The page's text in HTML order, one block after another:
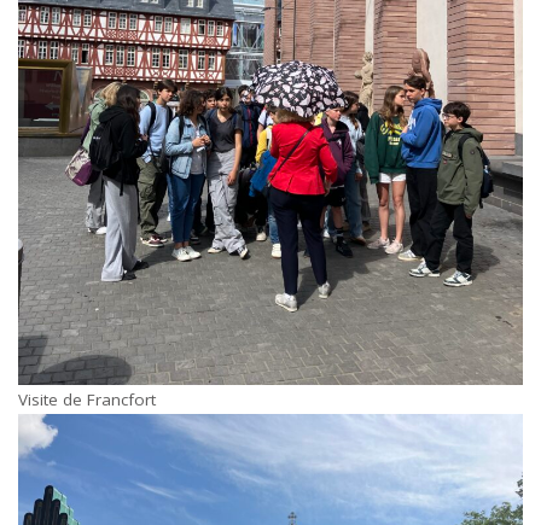
Visite de Francfort